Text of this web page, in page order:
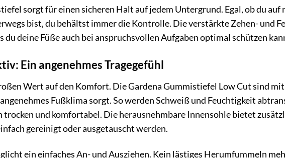
sorgt für einen sicheren Halt auf jedem Untergrund. Egal, ob du auf
bist, du behältst immer die Kontrolle. Die verstärkte Zehen- und
du deine Füße auch bei anspruchsvollen Aufgaben optimal schützen
Ein angenehmes Tragegefühl
Wert auf den Komfort. Die Gardena Gummistiefel Low Cut sind
Fußklima sorgt. So werden Schweiß und Feuchtigkeit
und komfortabel. Die herausnehmbare Innensohle bietet
gereinigt oder ausgetauscht werden.
ein einfaches An- und Ausziehen. Kein lästiges Herumfummeln